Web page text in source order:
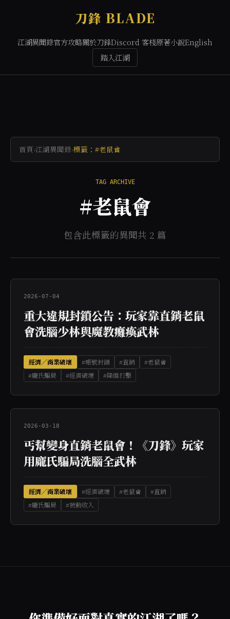
刀鋒 BLADE
江湖異聞錄官方攻略關於刀鋒Discord 客棧原著小說English
踏入江湖
首頁›江湖異聞錄›標籤：#老鼠會
TAG ARCHIVE
#老鼠會
包含此標籤的異聞共 2 篇
2026-07-04
重大違規封鎖公告：玩家靠直銷老鼠
會洗腦少林與魔教癱瘓武林
經濟／商業破壞 #帳號封鎖 #直銷
#老鼠會
#龐氏騙局
#經濟破壞 #降維打擊
2026-03-18
丐幫變身直銷老鼠會！《刀鋒》玩家
用龐氏騙局洗腦全武林
經濟／商業破壞 #經濟破壞 #老鼠會
#直銷
#龐氏騙局
#被動收入